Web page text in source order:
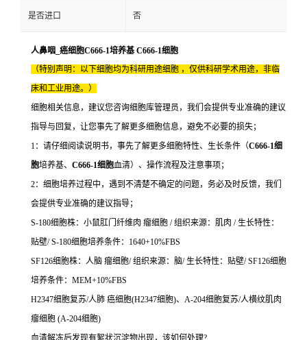
是否进口 否
人鼻咽_癌细胞C666-1培养基 C666-1细胞
（特别声明：以下细胞均为科研用途细胞 ，仅供科研学术用途，非临
床和工业用途。）
细胞相关信息，建议您咨询细胞库管理员，我们会提供专业准确的建议
指导与回复，让您事先了解更多细胞信息，避免不必要的损失；
1：请仔细阅读说明书，事先了解更多细胞特性、生长条件（C666-1细
胞培养基、 C666-1细胞血清）、操作流程及注意事项；
2：细胞培养过程中，遇到不清楚不确定的问题，务必及时反馈，我们
会提供专业准确的建议指导；
S-180细胞株：小鼠肛门纤维肉 瘤细胞 / 组织来源：肌肉 / 生长特性：
贴壁/ S-180细胞培养条件：1640+10%FBS
SF126细胞株：人脑 瘤细胞/ 组织来源：脑/ 生长特性：贴壁/ SF126细胞
培养条件：MEM+10%FBS
H2347细胞复苏/人肺 癌细胞(H2347细胞)、A-204细胞复苏/人横纹肌肉
瘤细胞 (A-204细胞)
血清解冻后发现有絮状沉淀物出现，该如何处理?